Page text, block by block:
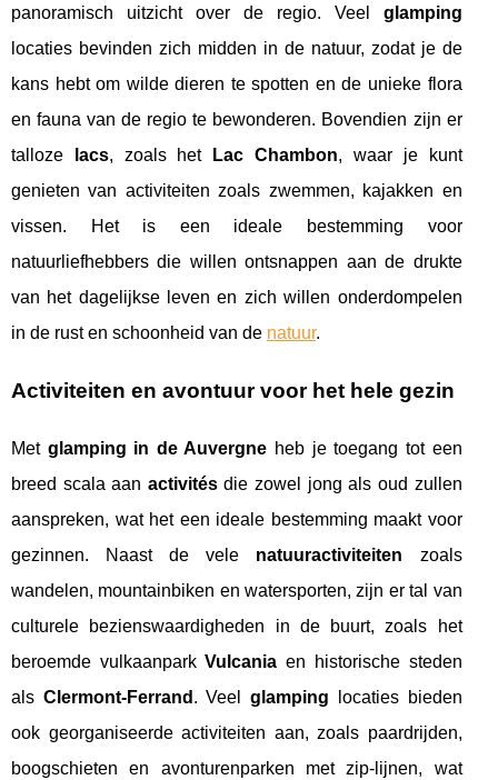
panoramisch uitzicht over de regio. Veel glamping
locaties bevinden zich midden in de natuur, zodat je de
kans hebt om wilde dieren te spotten en de unieke flora
en fauna van de regio te bewonderen. Bovendien zijn er
talloze
lacs, zoals het Lac Chambon, waar je kunt
genieten van activiteiten zoals zwemmen, kajakken en
vissen. Het is een ideale bestemming voor
natuurliefhebbers die willen ontsnappen aan de drukte
van het dagelijkse leven en zich willen onderdompelen
in de rust en schoonheid van de natuur.
Activiteiten en avontuur voor het hele gezin
Met glamping in de Auvergne heb je toegang tot een
breed scala aan activitésdie zowel jong als oud zullen
aanspreken, wat het een ideale bestemming maakt voor
gezinnen. Naast de vele natuuractiviteiten zoals
wandelen, mountainbiken en watersporten, zijn er tal van
culturele bezienswaardigheden in de buurt, zoals het
beroemde vulkaanparkVulcania en historische steden
als Clermont-Ferrand . Veelglamping locaties bieden
ook georganiseerde activiteiten aan, zoals paardrijden,
boogschieten en avonturenparken met zip-lijnen, wat